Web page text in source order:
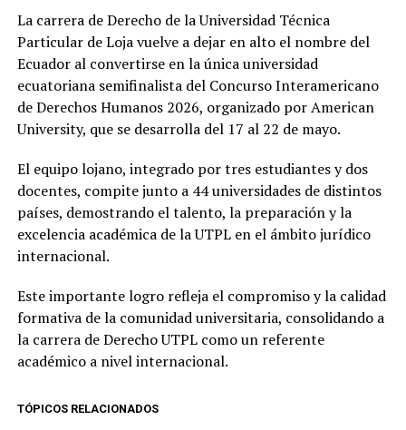
La carrera de Derecho de laUniversidad Técnica
Particular de Lojavuelve a dejar en alto el nombre del
Ecuador al convertirse en la única universidad
ecuatoriana semifinalista del Concurso Interamericano
de Derechos Humanos 2026, organizado porAmerican
University, que se desarrolla del 17 al 22 de mayo.
El equipo lojano, integrado por tres estudiantes y dos
docentes, compite junto a 44 universidades de distintos
países, demostrando el talento, la preparación y la
excelencia académica de la UTPL en el ámbito jurídico
internacional.
Este importante logro refleja el compromiso y la calidad
formativa de la comunidad universitaria, consolidando a
la carrera de Derecho UTPL como un referente
académico a nivel internacional.
TÓPICOS RELACIONADOS